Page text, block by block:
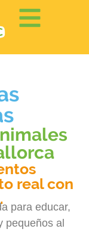
real con
para educar,
pequeños al